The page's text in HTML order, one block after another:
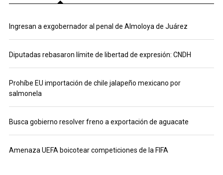
Ingresan a exgobernador al penal de Almoloya de Juárez
Diputadas rebasaron límite de libertad de expresión: CNDH
Prohíbe EU importación de chile jalapeño mexicano por
salmonela
Busca gobierno resolver freno a exportación de aguacate
Amenaza UEFA boicotear competiciones de la FIFA